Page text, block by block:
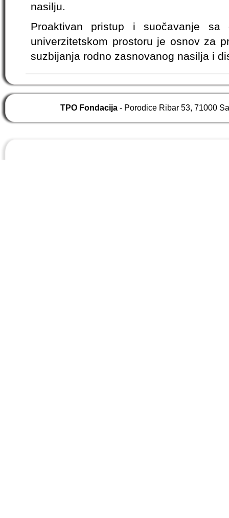
nasilju.
Proaktivan pristup i suočavanje
univerzitetskom prostoru je osnov za
suzbijanja rodno zasnovanog nasilja i
TPO Fondacija - Porodice Ribar 53, 71000